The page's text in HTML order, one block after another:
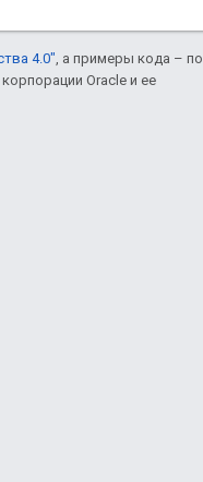
4.0", а примеры кода – по
Oracle и ее